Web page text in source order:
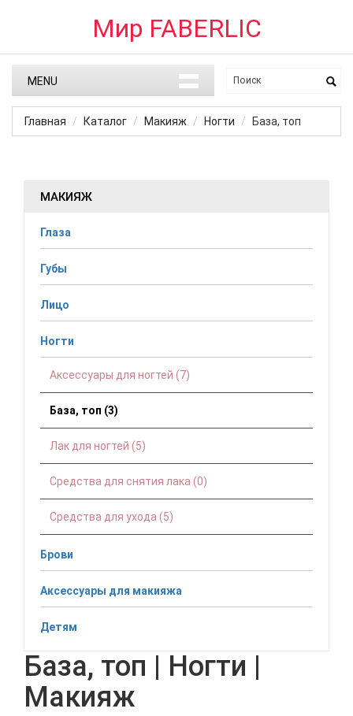
Мир FABERLIC
MENU
Главная Каталог Макияж Ногти База, топ
МАКИЯЖ
Глаза
Губы
Лицо
Ногти
Аксессуары для ногтей (7)
База, топ (3)
Лак для ногтей (5)
Средства для снятия лака (0)
Средства для ухода (5)
Брови
Аксессуары для макияжа
Детям
База, топ | Ногти |
Макияж